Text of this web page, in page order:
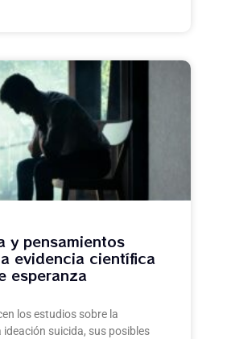
y pensamientos
evidencia científica
esperanza
los estudios sobre la
ideación suicida, sus posibles